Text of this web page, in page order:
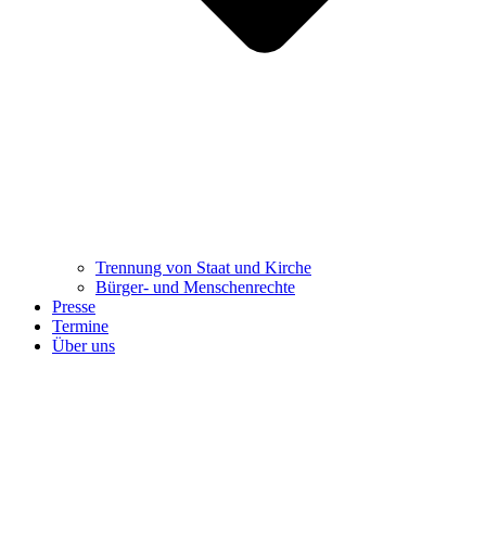
Trennung ​​​​​​​von Staat und Kirche
Bürger- und Menschenrechte
Presse
Termine
Über uns